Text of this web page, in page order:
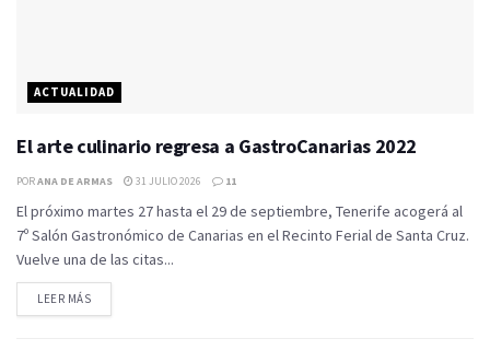
ACTUALIDAD
El arte culinario regresa a GastroCanarias 2022
PORANA DE ARMAS 31 JULIO 2026 11
El próximo martes 27 hasta el 29 de septiembre, Tenerife acogerá al
7º Salón Gastronómico de Canarias en el Recinto Ferial de Santa Cruz.
Vuelve una de las citas...
LEER MÁS